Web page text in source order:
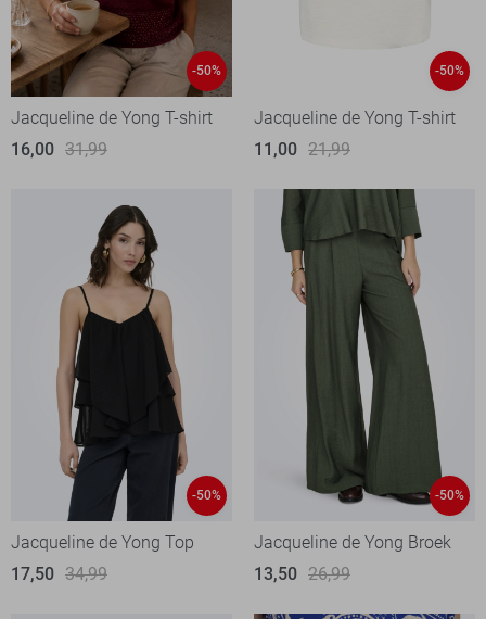
-50%
Jacqueline de Yong T-shirt
16,00 31,99
-50%
Jacqueline de Yong T-shirt
11,00 21,99
-50%
Jacqueline de Yong Top
17,50 34,99
-50%
Jacqueline de Yong Broek
13,50 26,99